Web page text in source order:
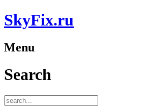
SkyFix.ru
Menu
Search